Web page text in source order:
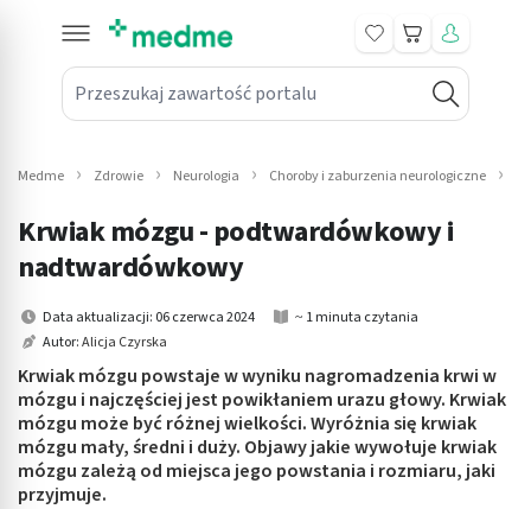
Przeszukaj zawartość portalu
Koszyk
submenu: Leki na receptę
submenu: Mama i dziecko
submenu: Kosmetyki
submenu: Higiena
submenu: Sprzęt medyczny
submenu: Intymne
Medme Zdrowie Neurologia Choroby i zaburzenia neurologiczne
Krwiak mózgu - podtwardówkowy i
nadtwardówkowy
Data aktualizacji: 06 czerwca 2024
~ 1 minuta czytania
Autor:Alicja Czyrska
Krwiak mózgu powstaje w wyniku nagromadzenia krwi w
mózgu i najczęściej jest powikłaniem urazu głowy. Krwiak
mózgu może być różnej wielkości. Wyróżnia się krwiak
mózgu mały, średni i duży. Objawy jakie wywołuje krwiak
mózgu zależą od miejsca jego powstania i rozmiaru, jaki
przyjmuje.